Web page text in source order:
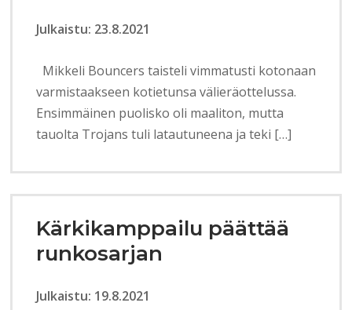
Julkaistu: 23.8.2021
Mikkeli Bouncers taisteli vimmatusti kotonaan
varmistaakseen kotietunsa välieräottelussa.
Ensimmäinen puolisko oli maaliton, mutta
tauolta Trojans tuli latautuneena ja teki […]
Kärkikamppailu päättää
runkosarjan
Julkaistu: 19.8.2021